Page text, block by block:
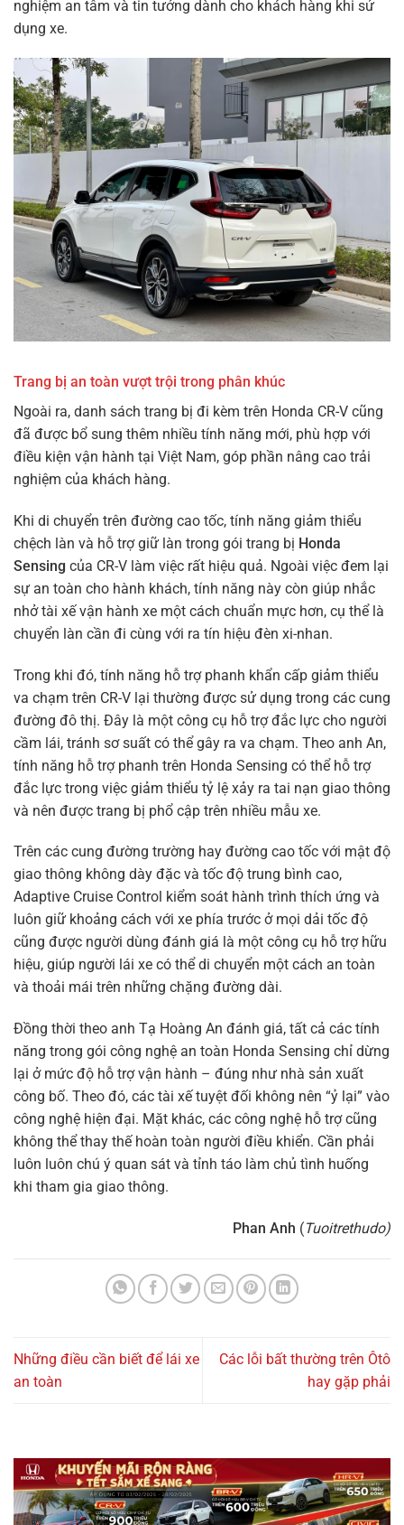
nghiệm an tâm và tin tưởng dành cho khách hàng khi sử
dụng xe.
Trang bị an toàn vượt trội trong phân khúc
Ngoài ra, danh sách trang bị đi kèm trên Honda CR-V cũng
đã được bổ sung thêm nhiều tính năng mới, phù hợp với
điều kiện vận hành tại Việt Nam, góp phần nâng cao trải
nghiệm của khách hàng.
Khi di chuyển trên đường cao tốc, tính năng giảm thiểu
chệch làn và hỗ trợ giữ làn trong gói trang bị Honda
Sensing của CR-V làm việc rất hiệu quả. Ngoài việc đem lại
sự an toàn cho hành khách, tính năng này còn giúp nhắc
nhở tài xế vận hành xe một cách chuẩn mực hơn, cụ thể là
chuyển làn cần đi cùng với ra tín hiệu đèn xi-nhan.
Trong khi đó, tính năng hỗ trợ phanh khẩn cấp giảm thiểu
va chạm trên CR-V lại thường được sử dụng trong các cung
đường đô thị. Đây là một công cụ hỗ trợ đắc lực cho người
cầm lái, tránh sơ suất có thể gây ra va chạm. Theo anh An,
tính năng hỗ trợ phanh trên Honda Sensing có thể hỗ trợ
đắc lực trong việc giảm thiểu tỷ lệ xảy ra tai nạn giao thông
và nên được trang bị phổ cập trên nhiều mẫu xe.
Trên các cung đường trường hay đường cao tốc với mật độ
giao thông không dày đặc và tốc độ trung bình cao,
Adaptive Cruise Control kiểm soát hành trình thích ứng và
luôn giữ khoảng cách với xe phía trước ở mọi dải tốc độ
cũng được người dùng đánh giá là một công cụ hỗ trợ hữu
hiệu, giúp người lái xe có thể di chuyển một cách an toàn
và thoải mái trên những chặng đường dài.
Đồng thời theo anh Tạ Hoàng An đánh giá, tất cả các tính
năng trong gói công nghệ an toàn Honda Sensing chỉ dừng
lại ở mức độ hỗ trợ vận hành – đúng như nhà sản xuất
công bố. Theo đó, các tài xế tuyệt đối không nên “ỷ lại” vào
công nghệ hiện đại. Mặt khác, các công nghệ hỗ trợ cũng
không thể thay thế hoàn toàn người điều khiển. Cần phải
luôn luôn chú ý quan sát và tỉnh táo làm chủ tình huống
khi tham gia giao thông.
Phan Anh (Tuoitrethudo)
Những điều cần biết để lái xe
an toàn
Các lỗi bất thường trên Ôtô
hay gặp phải